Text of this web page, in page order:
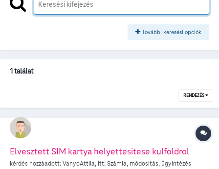
További keresési opciók
1 találat
RENDEZÉS
Elvesztett SIM kartya helyettesitese kulfoldrol
kérdés hozzáadott:VanyoAttila, itt:Számla, módosítás, ügyintézés